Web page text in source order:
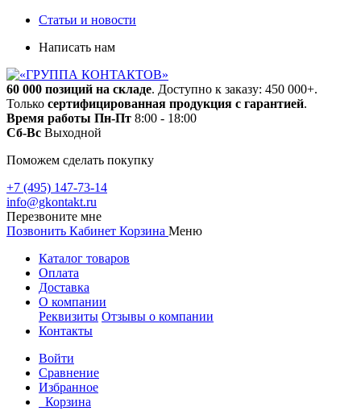
Статьи и новости
Написать нам
60 000 позиций на складе. Доступно к заказу: 450 000+.
Только сертифицированная продукция с гарантией.
Время работы Пн-Пт 8:00 - 18:00
Сб-Вс Выходной
Поможем сделать покупку
+7 (495) 147-73-14
info@gkontakt.ru
Перезвоните мне
Позвонить Кабинет Корзина Меню
Каталог товаров
Оплата
Доставка
О компании
Реквизиты Отзывы о компании
Контакты
Войти
Сравнение
Избранное
Корзина